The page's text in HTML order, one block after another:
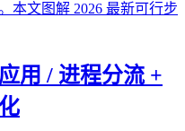
本文图解 2026 最新可行步
用 / 进程分流 +